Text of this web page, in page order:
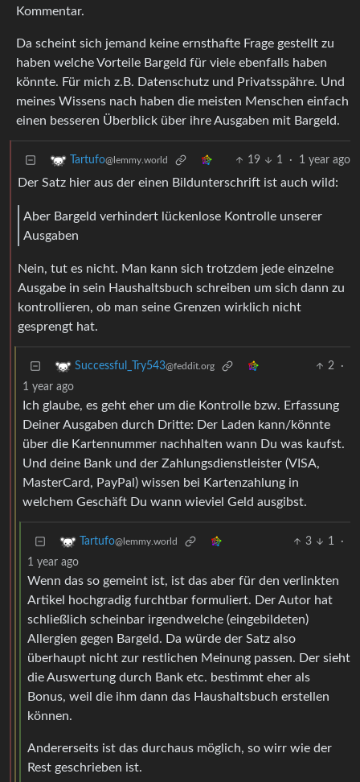
Kommentar.
Da scheint sich jemand keine ernsthafte Frage gestellt zu
haben welche Vorteile Bargeld für viele ebenfalls haben
könnte. Für mich z.B. Datenschutz und Privatsspähre. Und
meines Wissens nach haben die meisten Menschen einfach
einen besseren Überblick über ihre Ausgaben mit Bargeld.
Tartufo@lemmy.world 19 1 · 1 year ago
Der Satz hier aus der einen Bildunterschrift ist auch wild:
Aber Bargeld verhindert lückenlose Kontrolle unserer
Ausgaben
Nein, tut es nicht. Man kann sich trotzdem jede einzelne
Ausgabe in sein Haushaltsbuch schreiben um sich dann zu
kontrollieren, ob man seine Grenzen wirklich nicht
gesprengt hat.
Successful_Try543@feddit.org 2
·
1 year ago
Ich glaube, es geht eher um die Kontrolle bzw. Erfassung
Deiner Ausgaben durch Dritte: Der Laden kann/könnte
über die Kartennummer nachhalten wann Du was kaufst.
Und deine Bank und der Zahlungsdienstleister (VISA,
MasterCard, PayPal) wissen bei Kartenzahlung in
welchem Geschäft Du wann wieviel Geld ausgibst.
Tartufo@lemmy.world 3 1
·
1 year ago
Wenn das so gemeint ist, ist das aber für den verlinkten
Artikel hochgradig furchtbar formuliert. Der Autor hat
schließlich scheinbar irgendwelche (eingebildeten)
Allergien gegen Bargeld. Da würde der Satz also
überhaupt nicht zur restlichen Meinung passen. Der sieht
die Auswertung durch Bank etc. bestimmt eher als
Bonus, weil die ihm dann das Haushaltsbuch erstellen
können.
Andererseits ist das durchaus möglich, so wirr wie der
Rest geschrieben ist.